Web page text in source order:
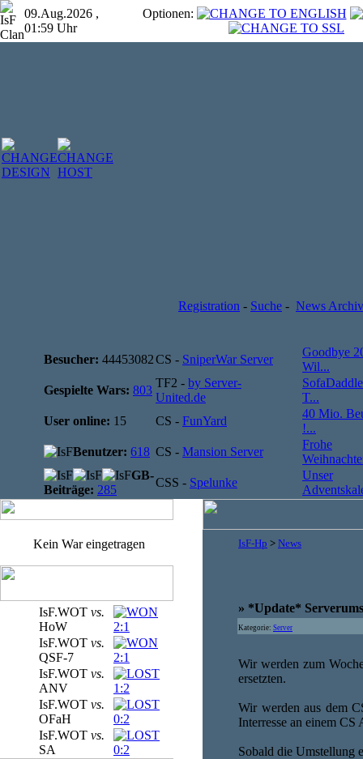
09.Aug.2026 ,
01:59 Uhr
Optionen:
Registration - Suche - News Archiv
Besucher: 44453082CS - SniperWar Server
Goodbye
Wil...
Gespielte Wars: 803
TF2 - by Server-
United.de
T...
User online: 15 CS - FunYard
40 Mio.
!...
Benutzer: 618 CS - Mansion Server
Frohe
GB-
Beiträge: 285
CSS - Spelunke
Unser
Kein War eingetragen
IsF.WOT vs.
HoW
2:1
IsF.WOT vs.
QSF-7
2:1
IsF.WOT vs.
ANV
1:2
IsF.WOT vs.
OFaH
0:2
IsF.WOT vs.
SA
0:2
IsF-Hp > News
» *Update*
Kategorie: Server
Wir werden zum
ersetzten.
Wir werden aus dem
Interresse an einem CS
Sobald die Umstellung